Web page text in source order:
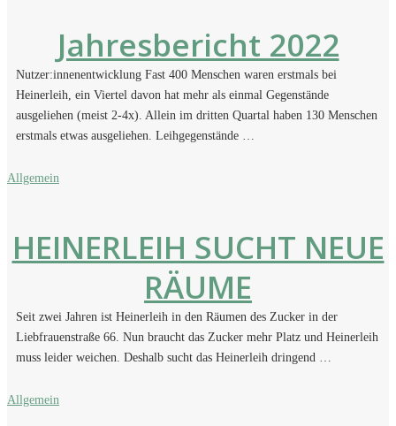
Jahresbericht 2022
Nutzer:innenentwicklung Fast 400 Menschen waren erstmals bei
Heinerleih, ein Viertel davon hat mehr als einmal Gegenstände
ausgeliehen (meist 2-4x). Allein im dritten Quartal haben 130 Menschen
erstmals etwas ausgeliehen. Leihgegenstände …
Allgemein
HEINERLEIH SUCHT NEUE
RÄUME
Seit zwei Jahren ist Heinerleih in den Räumen des Zucker in der
Liebfrauenstraße 66. Nun braucht das Zucker mehr Platz und Heinerleih
muss leider weichen. Deshalb sucht das Heinerleih dringend …
Allgemein